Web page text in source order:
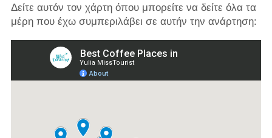
Δείτε αυτόν τον χάρτη όπου μπορείτε να δείτε όλα τα
μέρη που έχω συμπεριλάβει σε αυτήν την ανάρτηση: